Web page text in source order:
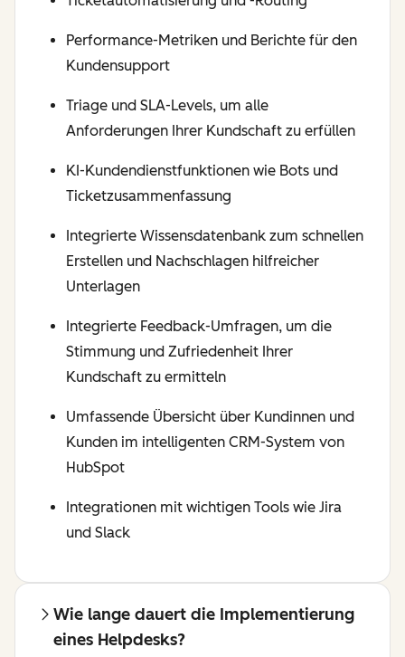
Performance-Metriken und Berichte für den
Kundensupport
Triage und SLA-Levels, um alle
Anforderungen Ihrer Kundschaft zu erfüllen
KI-Kundendienstfunktionen wie Bots und
Ticketzusammenfassung
Integrierte Wissensdatenbank zum schnellen
Erstellen und Nachschlagen hilfreicher
Unterlagen
Integrierte Feedback-Umfragen, um die
Stimmung und Zufriedenheit Ihrer
Kundschaft zu ermitteln
Umfassende Übersicht über Kundinnen und
Kunden im intelligenten CRM-System von
HubSpot
Integrationen mit wichtigen Tools wie Jira
und Slack
Wie lange dauert die Implementierung
eines Helpdesks?